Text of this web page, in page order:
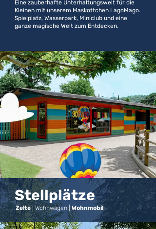
Eine zauberhafte Unterhaltungswelt für die
Kleinen mit unserem Maskottchen LagoMago.
Spielplatz, Wasserpark, Miniclub und eine
ganze magische Welt zum Entdecken.
Stellplätze
Zelte | Wohnwagen |Wohnmobil